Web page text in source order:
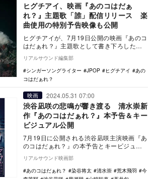
ヒグチアイ、映画『あのコはだぁ
れ？』主題歌「誰」配信リリース 楽
曲使用の特別予告映像も公開
ヒグチアイが、7月19日公開の映画『あのコ
はだぁれ？』主題歌として書き下ろした新
曲「誰」を、7月17日に配信リリースする。
映…
リアルサウンド編集部
シンガーソングライター
JPOP ヒグチアイ
あの
コはだぁれ？
映画 2024.05.31 07:00
渋谷凪咲の悲鳴が響き渡る 清水崇新
作『あのコはだぁれ？』本予告＆キー
ビジュアル公開
7月19日に公開される渋谷凪咲主演映画『あ
のコはだぁれ？』の本予告とキービジュア
ルが公開された。 本作は、とある夏休み
に補習…
リアルサウンド映画部
あのコはだぁれ？
染谷将太 清水崇 荒木飛羽
今